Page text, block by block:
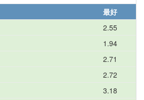
最好
2.55
1.94
2.71
2.72
3.18